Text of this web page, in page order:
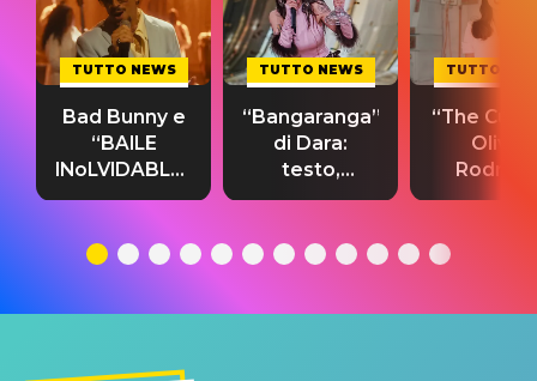
TUTTO NEWS
Bad Bunny e
“BAILE
INoLVIDABLE”:
testo,
significato
TUTTO NEWS
“Bangaranga”
di Dara:
testo,
traduzione e
del singolo
TUTTO
“The
Olivia
testo,